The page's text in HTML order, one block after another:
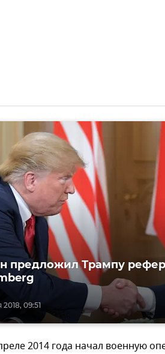
09:51
предложил Трампу
2014 года начал военную